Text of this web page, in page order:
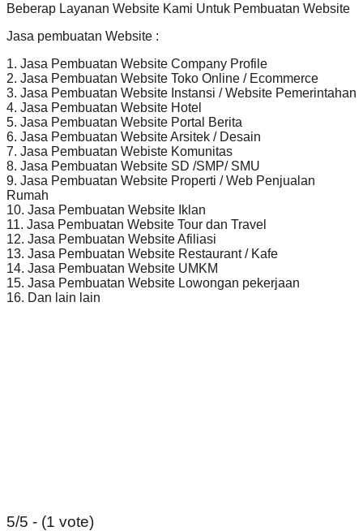
Beberap Layanan Website Kami Untuk Pembuatan Website
Jasa pembuatan Website :
1. Jasa Pembuatan Website Company Profile
2. Jasa Pembuatan Website Toko Online / Ecommerce
3. Jasa Pembuatan Website Instansi / Website Pemerintahan
4. Jasa Pembuatan Website Hotel
5. Jasa Pembuatan Website Portal Berita
6. Jasa Pembuatan Website Arsitek / Desain
7. Jasa Pembuatan Webiste Komunitas
8. Jasa Pembuatan Website SD /SMP/ SMU
9. Jasa Pembuatan Website Properti / Web Penjualan
Rumah
10. Jasa Pembuatan Website Iklan
11. Jasa Pembuatan Website Tour dan Travel
12. Jasa Pembuatan Website Afiliasi
13. Jasa Pembuatan Website Restaurant / Kafe
14. Jasa Pembuatan Website UMKM
15. Jasa Pembuatan Website Lowongan pekerjaan
16. Dan lain lain
5/5 - (1 vote)